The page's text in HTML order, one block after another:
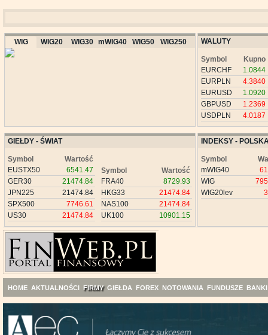
WIG WIG20 WIG30 mWIG40 WIG50 WIG250 WALUTY
Symbol
Kupno
EURCHF
1.0844
EURPLN
4.3840
EURUSD
1.0920
GBPUSD
1.2369
USDPLN
4.0187
GIEŁDY - ŚWIAT
Symbol
Wartość
EUSTX50
6541.47
GER30
21474.84
JPN225
21474.84
SPX500
7746.61
US30
21474.84
Symbol
Wartość
FRA40
8729.93
HKG33
21474.84
NAS100
21474.84
UK100
10901.15
INDEKSY -
Symbol
mWIG40
WIG
WIG20lev
HOME AKTUALNOŚCI FIRMY GIEŁDA FOREX NOTOWANIA FUNDUSZE BANKI